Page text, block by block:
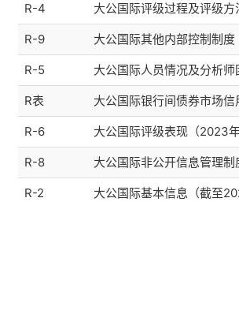
R-4 大公国际评级过程及评级方
R-9 大公国际其他内部控制制度
R-5 大公国际人员情况及分析师
R表 大公国际银行间债券市场
R-6 大公国际评级表现（2023年
R-8 大公国际非公开信息管理制
R-2 大公国际基本信息（截至